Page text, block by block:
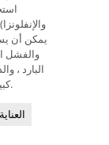
يمكن أن
والفشل
البارد ،
كبير ويزيد من الضغط على الكائن الحي الضعيف.